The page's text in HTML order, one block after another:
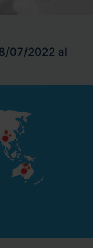
07/2022 al